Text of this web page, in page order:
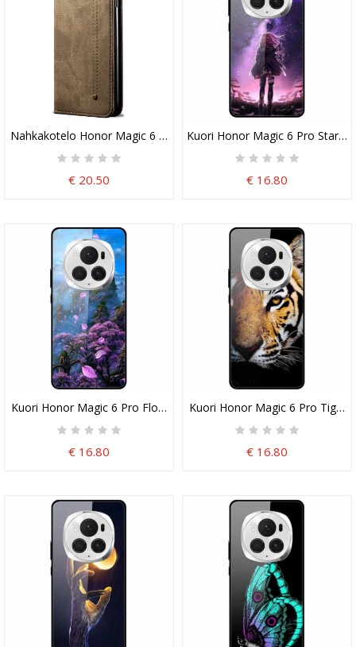
Nahkakotelo Honor Magic 6 Pro Farkkukangas
€ 20.50
Kuori Honor Magic 6 Pro Starry
€ 16.80
Kuori Honor Magic 6 Pro Flower Mountain Karkaistu Lasi
€ 16.80
Kuori Honor Magic 6 Pro Tiger
€ 16.80